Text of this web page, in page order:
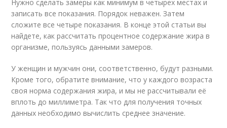
Нужно сделать замеры как минимум в четырех местах и
записать все показания. Порядок неважен. Затем
сложите все четыре показания. В конце этой статьи вы
найдете, как рассчитать процентное содержание жира в
организме, пользуясь данными замеров.
У женщин и мужчин они, соответственно, будут разными.
Кроме того, обратите внимание, что у каждого возраста
своя норма содержания жира, и мы не рассчитывали её
вплоть до миллиметра. Так что для получения точных
данных необходимо вычислить среднее значение.